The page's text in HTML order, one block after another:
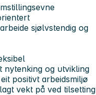
sjølvstendig og
nytenking og utvikling
positivt arbeidsmiljø
vekt på ved tilsetting